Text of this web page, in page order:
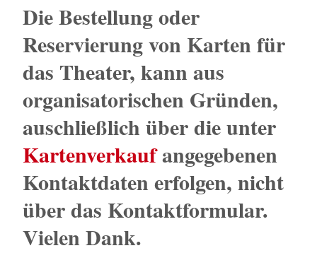
Die Bestellung oder
Reservierung von Karten für
das Theater, kann aus
organisatorischen Gründen,
auschließlich über die unter
Kartenverkaufangegebenen
Kontaktdaten erfolgen, nicht
über das Kontaktformular.
Vielen Dank.